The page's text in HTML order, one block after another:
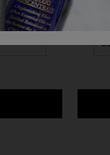
(8)
ULTRA LIGHT DAILY